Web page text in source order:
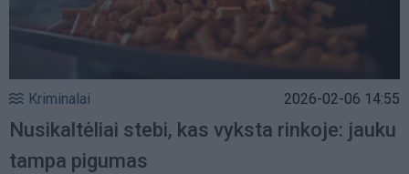
Kriminalai 2026-02-06 14:55
Nusikaltėliai stebi, kas vyksta rinkoje: jauku
tampa pigumas